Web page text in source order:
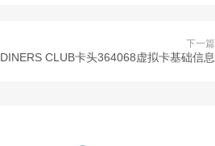
下一篇
DINERS CLUB卡头364068虚拟卡基础信息